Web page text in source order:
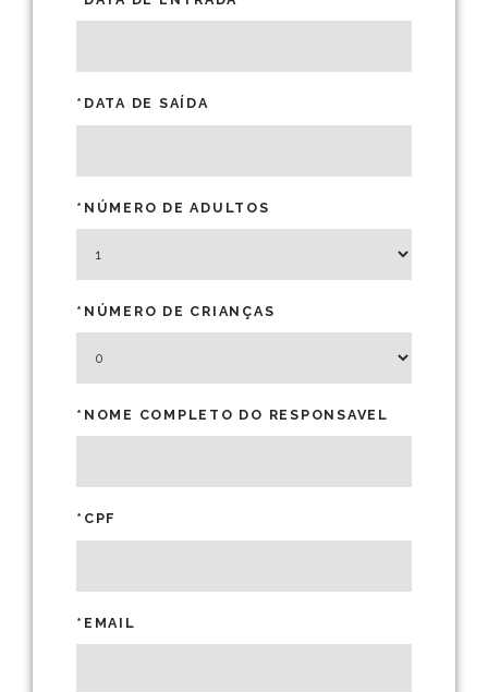
*DATA DE SAÍDA
*NÚMERO DE ADULTOS
*NÚMERO DE CRIANÇAS
*NOME COMPLETO DO RESPONSAVEL
*CPF
*EMAIL